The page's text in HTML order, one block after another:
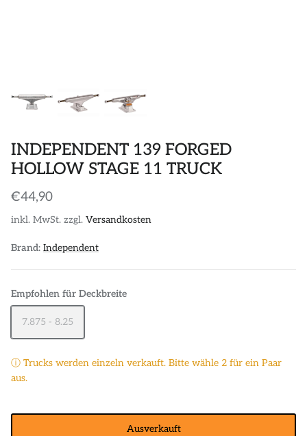
INDEPENDENT 139 FORGED
HOLLOW STAGE 11 TRUCK
€44,90
inkl. MwSt. zzgl. Versandkosten
Brand: Independent
Empfohlen für Deckbreite
7.875 - 8.25
ⓘ Trucks werden einzeln verkauft. Bitte wähle 2 für ein Paar
aus.
Ausverkauft